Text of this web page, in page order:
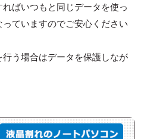
ばいつもと同じデータを使っ
ていますのでご安心ください
う場合はデータを保護しなが